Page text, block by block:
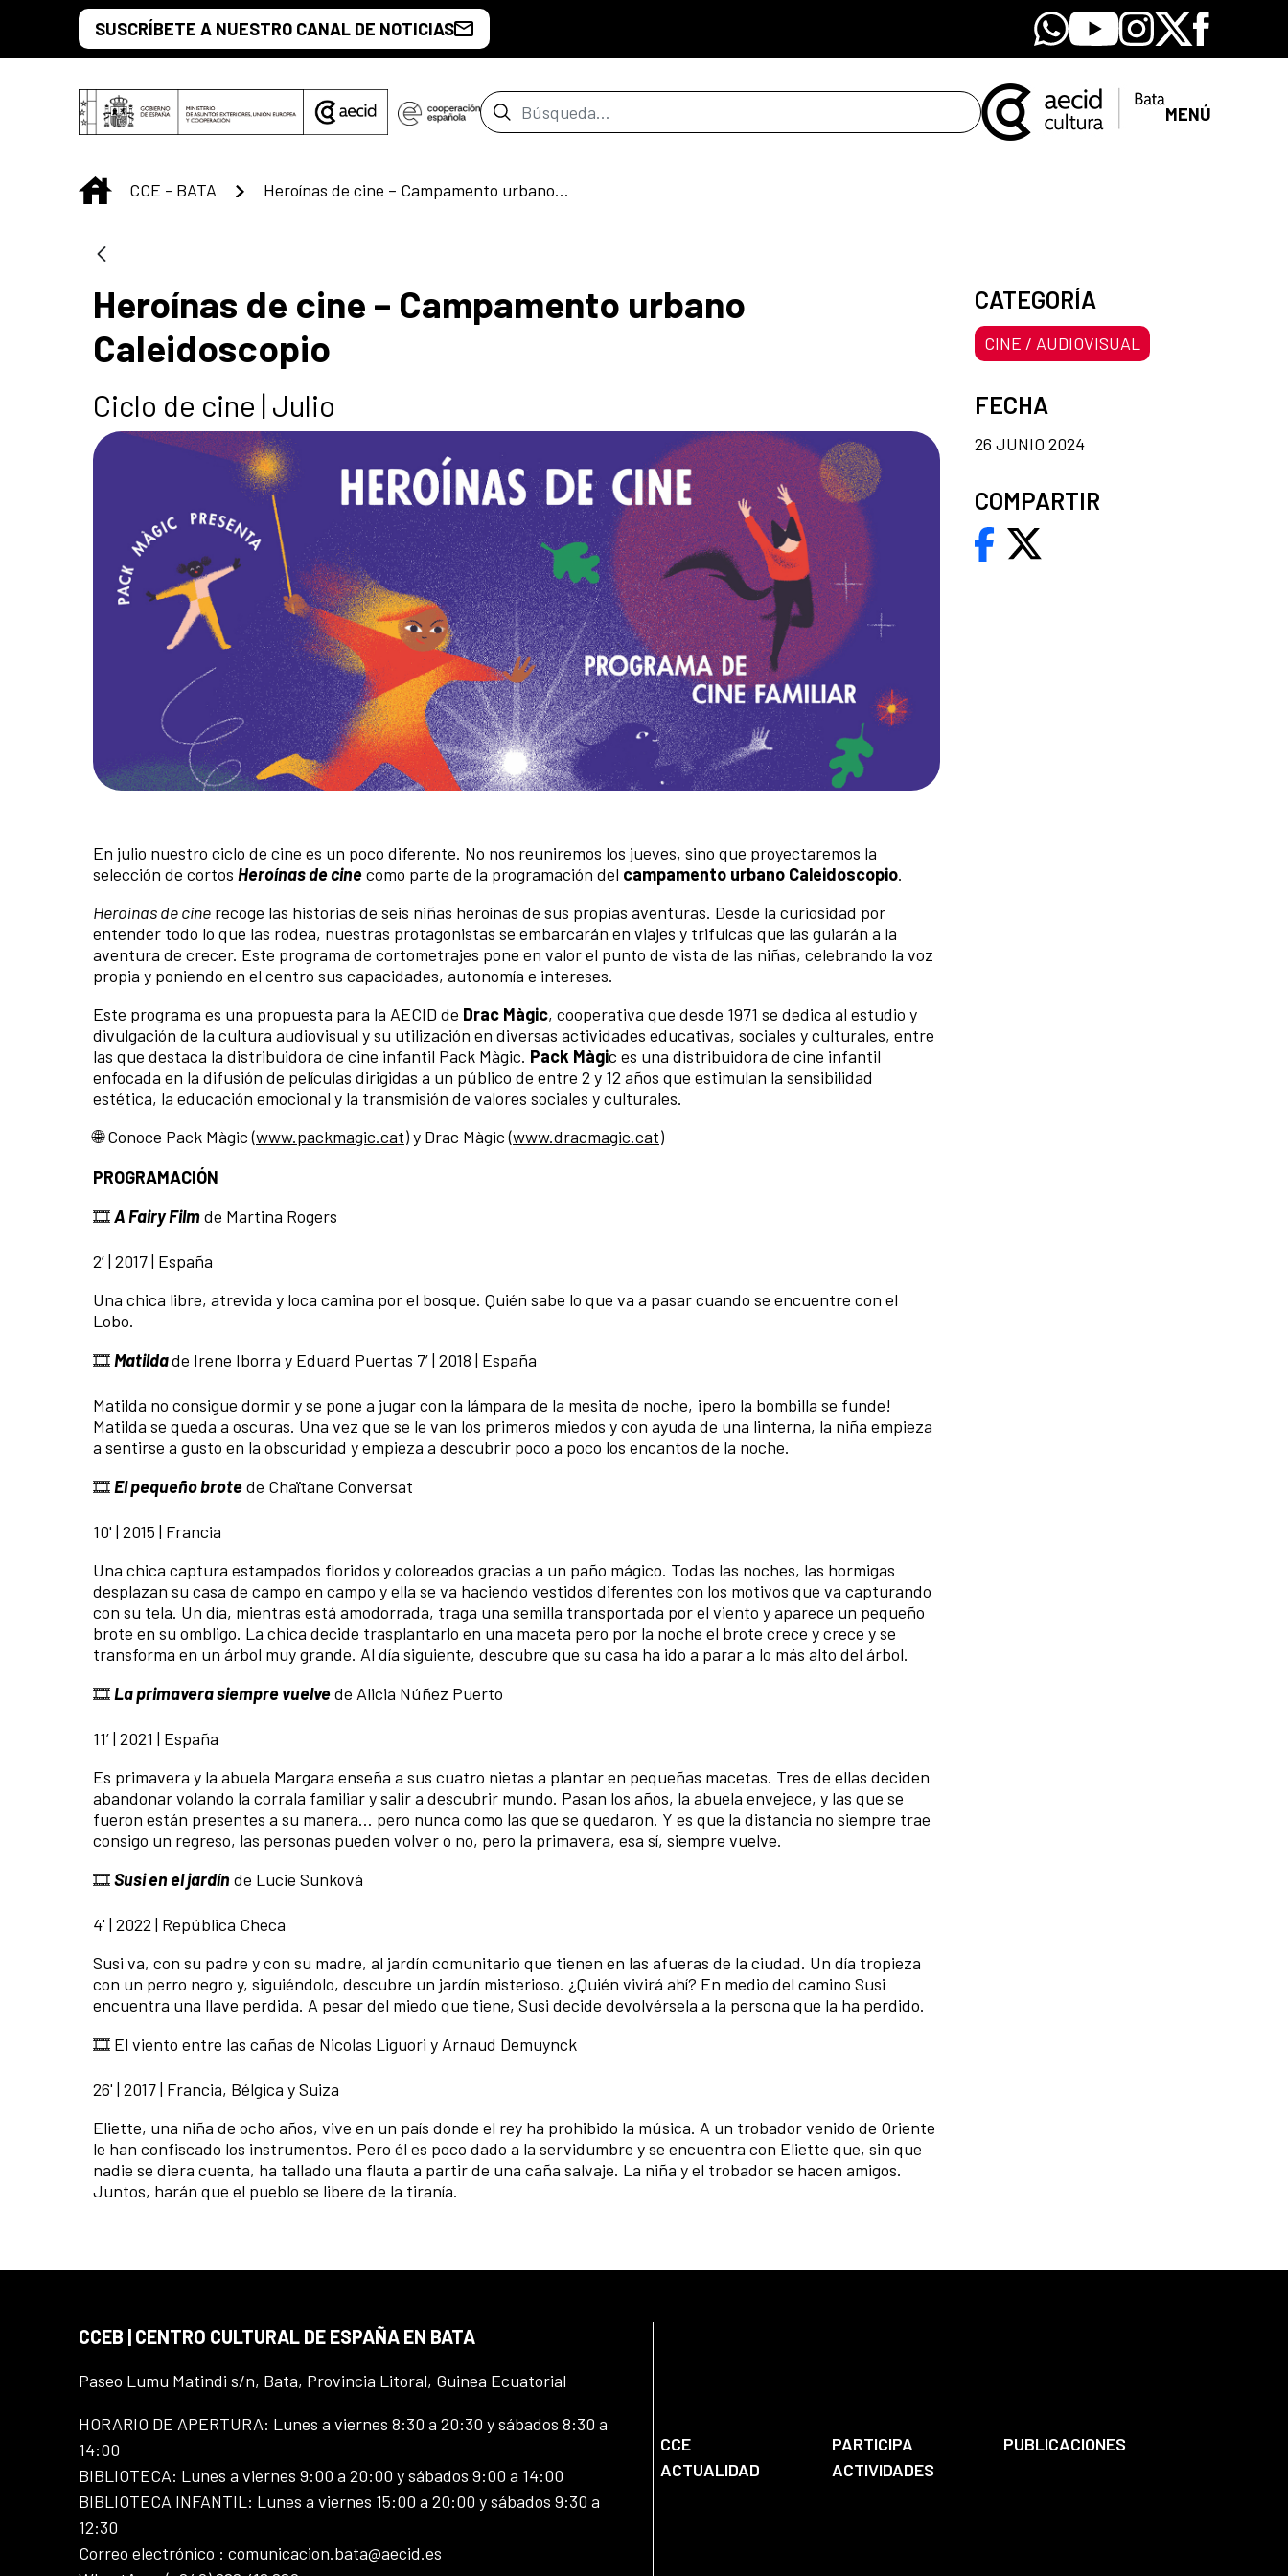
Saltar al contenido principal
SUSCRÍBETE A NUESTRO CANAL DE NOTICIAS Whatsapp
YoutubeInstagram
X Facebook
Barra de búsqueda MENÚ
INICIO
CCE - BATA Heroínas de cine – Campamento urbano Caleidoscopio
Heroínas de cine – Campamento urbano
Caleidoscopio
Ciclo de cine | Julio
En julio nuestro ciclo de cine es un poco diferente. No nos reuniremos los jueves, sino que proyectaremos la
selección de cortos Heroínas de cinecomo parte de la programación del campamento urbano Caleidoscopio.
Heroínas de cine recoge las historias de seis niñas heroínas de sus propias aventuras. Desde la curiosidad por
entender todo lo que las rodea, nuestras protagonistas se embarcarán en viajes y trifulcas que las guiarán a la
aventura de crecer. Este programa de cortometrajes pone en valor el punto de vista de las niñas, celebrando la voz
propia y poniendo en el centro sus capacidades, autonomía e intereses.
Este programa es una propuesta para la AECID de Drac Màgic, cooperativa que desde 1971 se dedica al estudio y
divulgación de la cultura audiovisual y su utilización en diversas actividades educativas, sociales y culturales, entre
las que destaca la distribuidora de cine infantil Pack Màgic. Pack Màgic es una distribuidora de cine infantil
enfocada en la difusión de películas dirigidas a un público de entre 2 y 12 años que estimulan la sensibilidad
estética, la educación emocional y la transmisión de valores sociales y culturales.
🌐 Conoce Pack Màgic (www.packmagic.cat) y Drac Màgic (www.dracmagic.cat)
PROGRAMACIÓN
🎞️A Fairy Filmde Martina Rogers
2’ | 2017 | España
Una chica libre, atrevida y loca camina por el bosque. Quién sabe lo que va a pasar cuando se encuentre con el
Lobo.
🎞️Matildade Irene Iborra y Eduard Puertas 7’ | 2018 | España
Matilda no consigue dormir y se pone a jugar con la lámpara de la mesita de noche, ¡pero la bombilla se funde!
Matilda se queda a oscuras. Una vez que se le van los primeros miedos y con ayuda de una linterna, la niña empieza
a sentirse a gusto en la obscuridad y empieza a descubrir poco a poco los encantos de la noche.
🎞️El pequeño brotede Chaïtane Conversat
10' | 2015 | Francia
Una chica captura estampados floridos y coloreados gracias a un paño mágico. Todas las noches, las hormigas
desplazan su casa de campo en campo y ella se va haciendo vestidos diferentes con los motivos que va capturando
con su tela. Un día, mientras está amodorrada, traga una semilla transportada por el viento y aparece un pequeño
brote en su ombligo. La chica decide trasplantarlo en una maceta pero por la noche el brote crece y crece y se
transforma en un árbol muy grande. Al día siguiente, descubre que su casa ha ido a parar a lo más alto del árbol.
🎞️La primavera siempre vuelvede Alicia Núñez Puerto
11’ | 2021 | España
Es primavera y la abuela Margara enseña a sus cuatro nietas a plantar en pequeñas macetas. Tres de ellas deciden
abandonar volando la corrala familiar y salir a descubrir mundo. Pasan los años, la abuela envejece, y las que se
fueron están presentes a su manera… pero nunca como las que se quedaron. Y es que la distancia no siempre trae
consigo un regreso, las personas pueden volver o no, pero la primavera, esa sí, siempre vuelve.
🎞️Susi en el jardín de Lucie Sunková
4' | 2022 | República Checa
Susi va, con su padre y con su madre, al jardín comunitario que tienen en las afueras de la ciudad. Un día tropieza
con un perro negro y, siguiéndolo, descubre un jardín misterioso. ¿Quién vivirá ahí? En medio del camino Susi
encuentra una llave perdida. A pesar del miedo que tiene, Susi decide devolvérsela a la persona que la ha perdido.
🎞️ El viento entre las cañas de Nicolas Liguori y Arnaud Demuynck
26' | 2017 | Francia, Bélgica y Suiza
Eliette, una niña de ocho años, vive en un país donde el rey ha prohibido la música. A un trobador venido de Oriente
le han confiscado los instrumentos. Pero él es poco dado a la servidumbre y se encuentra con Eliette que, sin que
nadie se diera cuenta, ha tallado una flauta a partir de una caña salvaje. La niña y el trobador se hacen amigos.
Juntos, harán que el pueblo se libere de la tiranía.
CATEGORÍA
CINE / AUDIOVISUAL
FECHA
26 JUNIO 2024
COMPARTIR
CCEB | CENTRO CULTURAL DE ESPAÑA EN BATA
Paseo Lumu Matindi s/n, Bata, Provincia Litoral, Guinea Ecuatorial
HORARIO DE APERTURA: Lunes a viernes 8:30 a 20:30 y sábados 8:30 a
14:00
BIBLIOTECA: Lunes a viernes 9:00 a 20:00 y sábados 9:00 a 14:00
BIBLIOTECA INFANTIL: Lunes a viernes 15:00 a 20:00 y sábados 9:30 a
12:30
Correo electrónico : comunicacion.bata@aecid.es
CCE PARTICIPA
PUBLICACIONES
ACTUALIDAD
ACTIVIDADES